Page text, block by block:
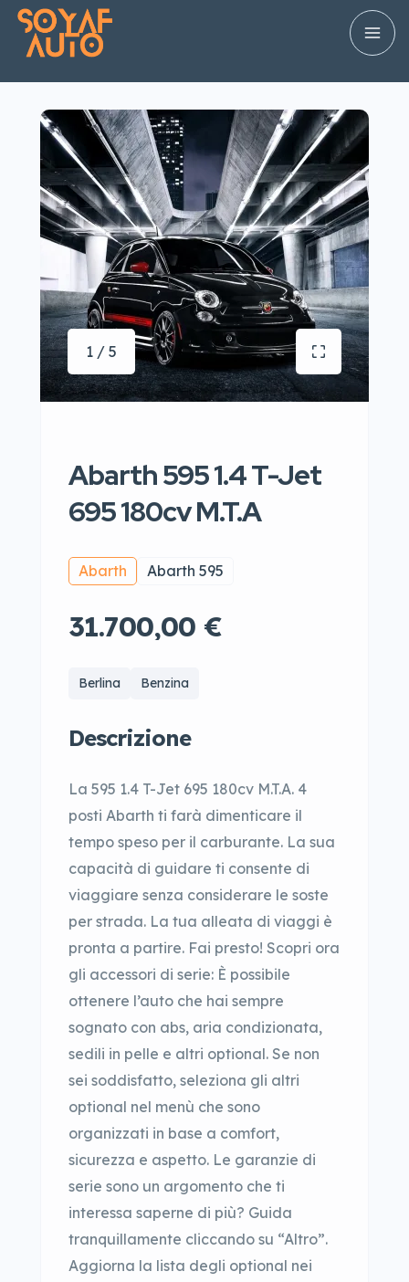
1 / 5
Abarth 595 1.4 T-Jet
695 180cv M.T.A
Abarth Abarth 595
31.700,00 €
Berlina Benzina
Descrizione
La 595 1.4 T-Jet 695 180cv M.T.A. 4
posti Abarth ti farà dimenticare il
tempo speso per il carburante. La sua
capacità di guidare ti consente di
viaggiare senza considerare le soste
per strada. La tua alleata di viaggi è
pronta a partire. Fai presto! Scopri ora
gli accessori di serie: È possibile
ottenere l’auto che hai sempre
sognato con abs, aria condizionata,
sedili in pelle e altri optional. Se non
sei soddisfatto, seleziona gli altri
optional nel menù che sono
organizzati in base a comfort,
sicurezza e aspetto. Le garanzie di
serie sono un argomento che ti
interessa saperne di più? Guida
tranquillamente cliccando su “Altro”.
Aggiorna la lista degli optional nei